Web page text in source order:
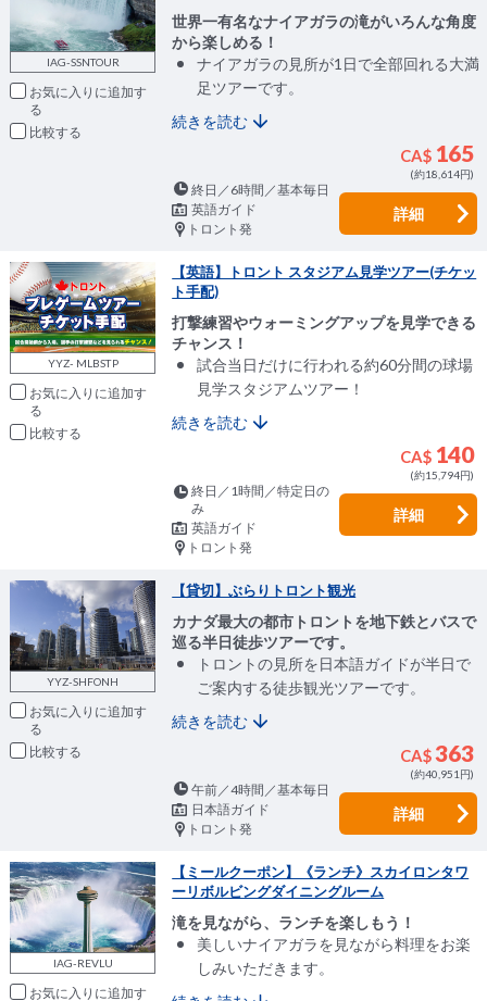
IAG-SSNTOUR
お気に入りに追加
比較
世界一有名なナイアガラの滝がいろんな角度
から楽しめる！
ナイアガラの見所が1日で全部回れる大満
足ツアーです。
続きを読む
CA$ 165
(約18,614円)
終日／6時間／基本毎日
英語ガイド
トロント発
詳細
YYZ- MLBSTP
お気に入りに追加
比較
【英語】トロント スタジアム見学ツアー(チケッ
ト手配)
打撃練習やウォーミングアップを見学できる
チャンス！
試合当日だけに行われる約60分間の球場
見学スタジアムツアー！
続きを読む
CA$ 140
(約15,794円)
終日／1時間／特定日の
み
英語ガイド
トロント発
詳細
YYZ-SHFONH
お気に入りに追加
比較
【貸切】ぶらりトロント観光
カナダ最大の都市トロントを地下鉄とバスで
巡る半日徒歩ツアーです。
トロントの見所を日本語ガイドが半日で
ご案内する徒歩観光ツアーです。
続きを読む
CA$363
(約40,951円)
午前／4時間／基本毎日
日本語ガイド
トロント発
詳細
IAG-REVLU
お気に入りに追加
【ミールクーポン】《ランチ》スカイロンタワ
ーリボルビングダイニングルーム
滝を見ながら、ランチを楽しもう！
美しいナイアガラを見ながら料理をお楽
しみいただきます。